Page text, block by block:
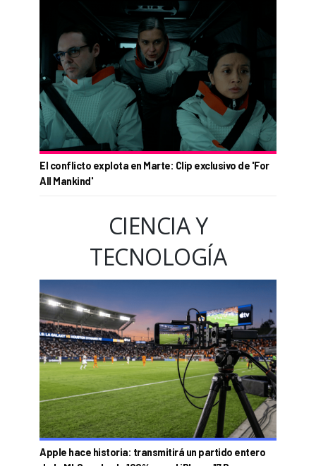
El conflicto explota en Marte: Clip exclusivo de 'For
All Mankind'
CIENCIA Y
TECNOLOGÍA
Apple hace historia: transmitirá un partido entero